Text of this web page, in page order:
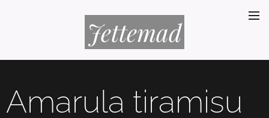
Jettemad
Amarula tiramisu